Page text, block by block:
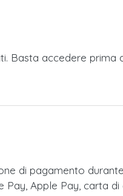
Basta accedere prima
di pagamento
Pay, Apple Pay, carta